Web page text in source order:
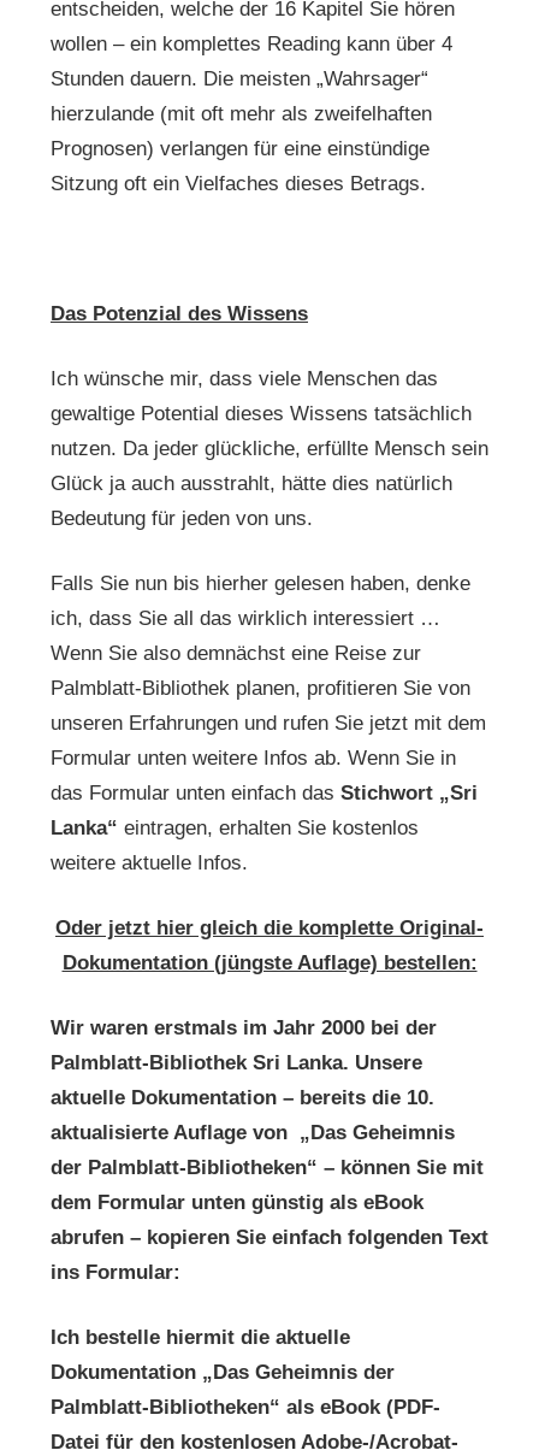
entscheiden, welche der 16 Kapitel Sie hören
wollen – ein komplettes Reading kann über 4
Stunden dauern. Die meisten „Wahrsager“
hierzulande (mit oft mehr als zweifelhaften
Prognosen) verlangen für eine einstündige
Sitzung oft ein Vielfaches dieses Betrags.
Das Potenzial des Wissens
Ich wünsche mir, dass viele Menschen das
gewaltige Potential dieses Wissens tatsächlich
nutzen. Da jeder glückliche, erfüllte Mensch sein
Glück ja auch ausstrahlt, hätte dies natürlich
Bedeutung für jeden von uns.
Falls Sie nun bis hierher gelesen haben, denke
ich, dass Sie all das wirklich interessiert …
Wenn Sie also demnächst eine Reise zur
Palmblatt-Bibliothek planen, profitieren Sie von
unseren Erfahrungen und rufen Sie jetzt mit dem
Formular unten weitere Infos ab. Wenn Sie in
das Formular unten einfach das Stichwort „Sri
Lanka“ eintragen, erhalten Sie kostenlos
weitere aktuelle Infos.
Oder jetzt hier gleich die komplette Original-
Dokumentation (jüngste Auflage) bestellen:
Wir waren erstmals im Jahr 2000 bei der
Palmblatt-Bibliothek Sri Lanka. Unsere
aktuelle Dokumentation – bereits die 10.
aktualisierte Auflage von „Das Geheimnis
der Palmblatt-Bibliotheken“ – können Sie mit
dem Formular unten günstig als eBook
abrufen – kopieren Sie einfach folgenden Text
ins Formular:
Ich bestelle hiermit die aktuelle
Dokumentation „Das Geheimnis der
Palmblatt-Bibliotheken“ als eBook (PDF-
Datei für den kostenlosen Adobe-/Acrobat-